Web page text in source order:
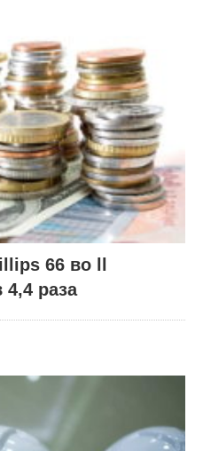
66 во ll
4,4 раза